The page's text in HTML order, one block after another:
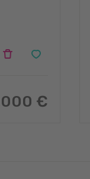
€